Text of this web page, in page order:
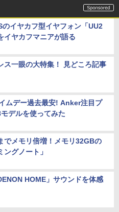
のイヤカフ型イヤフォン「UU2
イヤカフマニアが語る
ス一眼の大特集！ 見どころ記事
ムデー過去最安! Anker注目プ
デルを使ってみた
でメモリ倍増！メモリ32GBの
ングノート」
HOME」サウンドを体感